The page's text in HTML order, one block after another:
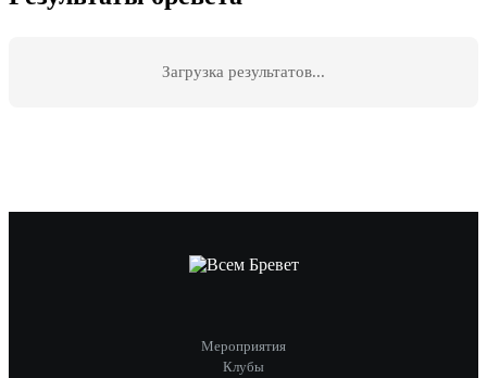
Загрузка результатов...
Мероприятия
Клубы